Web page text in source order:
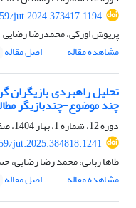
jut.2024.373417.1194
پریوش اورکی، محمدرضا رضایی
مشاهده مقاله
اصل مقاله
تحلیل راهبردی
چند موضوع-چندبازیگر
دوره 12، شماره 1، بهار 1404، صفحه
jut.2025.384818.1241
طاها ربانی، محمد رضا رضایی،
مشاهده مقاله
اصل مقاله